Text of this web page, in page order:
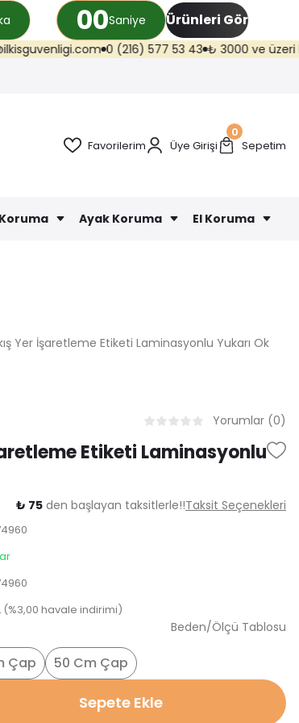
00Saniye Ürünleri Gör
0 (216) 577 53 43 ₺ 3000 ve üzeri kargo
Favorilerim Üye Girişi
0
Sepetim
Ayak Koruma El Koruma
Yer İşaretleme Etiketi Laminasyonlu Yukarı Ok
Yorumlar (0)
Etiketi Laminasyonlu
₺ 75 den başlayan taksitlerle!!Taksit Seçenekleri
(%3,00 havale indirimi)
Çap 50 Cm Çap
Beden/Ölçü Tablosu
Sepete Ekle